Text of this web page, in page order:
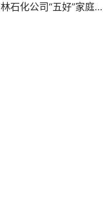
让家庭与企业同步成长——吉林石化公司“五好”家庭创建工作经验